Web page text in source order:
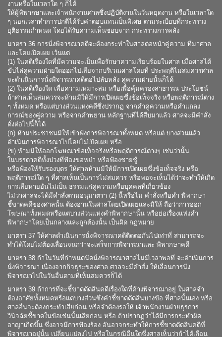
งานหรือในเวลาใด ๆ ก็ได้
ให้ผู้พิพากษาและเจ้าพนักงานศาลซึ่งปฏิบัติงานในวันหยุดงาน หรือในเวลาใด
ๆ นอกเวลาทำการปกติได้รับค่าตอบแทนเป็นพิเศษ ตามระเบียบที่กระทรวง
ยุติธรรมกำหนด โดยได้รับความเห็นชอบจาก กระทรวงการคลัง
มาตรา 36 การนั่งพิจารณาคดีจะต้องกระทำในศาลต่อหน้าคู่ความ ที่มาศาล
และโดยเปิดเผย เว้นแต่
(1) ในคดีเรื่องใดที่มีความจะเป็นเพื่อรักษาความเรียบร้อยในศาล เมื่อศาลได้
ขับไล่คู่ความฝ่ายใดออกไปเสียจากบริเวณศาลโดยที่ ประพฤติไม่สมควรศาล
จะดำเนินการนั่งพิจารณาคดีต่อไปลับหลัง คู่ความฝ่ายนั้นก็ได้
(2) ในคดีเรื่องใด เพื่อความเหมาะสม หรือเพื่อคุ้มครองสาธารณ ประโยชน์
ถ้าศาลเห็นสมควรจะห้ามมิให้มีการเปิดเผยซึ่งข้อเท็จจริง หรือพฤติการณ์ต่าง
ๆ ทั้งหมด หรือแต่บางส่วนแห่งคดีซึ่งปรากฏ จากคำคู่ความหรือคำแถลง
การณ์ของคู่ความ หรือจากคำพยาน หลักฐานที่ได้สืบมาแล้ว ศาลจะมีคำสั่ง
ดั่งต่อไปนี้ก็ได้
(ก) ห้ามประชาชนมิให้เข้าฟังการพิจารณาทั้งหมด หรือแต่ บางส่วนแล้ว
ดำเนินการพิจารณาไปโดยไม่เปิดเผย หรือ
(ข) ห้ามมิให้ออกโฆษณาข้อเท็จจริงหรือพฤติการณ์ต่างๆ เช่นว่านั้น
ในบรรดาคดีทั้งปวงที่ฟ้องขอหย่า หรือฟ้องชายชู้
หรือฟ้องให้รับรองบุตร ให้ศาลห้ามมิให้มีการเปิดเผยซึ่งข้อเท็จจริง หรือ
พฤติการณ์ใด ๆ ที่ศาลเห็นเป็นการไม่สมควร หรือพอจะเห็นได้ว่าจะทำให้เกิด
การเสียหายอันไม่เป็น ธรรมแก่คู่ความหรือบุคคลที่เกี่ยวข้อง
ไม่ว่าศาลจะได้มีคำสั่งตามอนุมาตรา (2) นี้หรือไม่ คำสั่งหรือคำ พิพากษา
ชี้ขาดคดีของศาลนั้น ต้องอ่านในศาลโดยเปิดเผยและมิให้ ถือว่าการออก
โฆษณาทั้งหมดหรือแต่บางส่วนแห่งคำพิพากษานั้น หรือย่อเรื่องแห่งคำ
พิพากษาโดยเป็นกลางและถูกต้องนั้น เป็นผิด กฎหมาย
มาตรา 37 ให้ศาลดำเนินการนั่งพิจารณาคดีติดต่อกันไปเท่าที่ สามารถจะ
ทำได้โดยไม่ต้องเลื่อนจนกว่าจะเสร็จการพิจารณาและ พิพากษาคดี
มาตรา 38 ถ้าในวันที่กำหนดนัดนั่งพิจารณาศาลไม่มีเวลาพอที่ จะดำเนินการ
นั่งพิจารณา เนื่องจากกิจธุระของศาล ศาลจะมีคำสั่ง ให้เลื่อนการนั่ง
พิจารณาไปในวันอื่นตามที่เห็นสมควรก็ได้
มาตรา 39 ถ้าการที่จะชี้ขาดตัดสินคดีเรื่องใดที่ค้างพิจารณาอยู่ ในศาลจำ
ต้องอาศัยทั้งหมดหรือแต่บางส่วนซึ่งคำชี้ขาดตัดสินบางข้อ ที่ศาลนั้นเอง หรือ
ศาลอื่นจะต้องกระทำเสียก่อน หรือจำต้องรอให้ เจ้าพนักงานฝ่ายธุรการ
วินิจฉัยชี้ขาดในข้อเช่นนั้นเสียก่อน หรือ ถ้าปรากฏว่าได้มีการกระทำผิด
อาญาเกิดขึ้น ซึ่งอาจมีการฟ้องร้อง อันอาจกระทำให้การชี้ขาดตัดสินคดีที่
พิจารณาอยู่นั้น เปลี่ยนแปลงไป หรือในกรณีอื่นใดซึ่งศาลเห็นว่าถ้าได้เลื่อน